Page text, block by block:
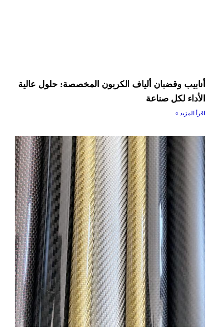
أنابيب وقضبان ألياف الكربون المخصصة: حلول عالية
الأداء لكل صناعة
اقرأ المزيد »